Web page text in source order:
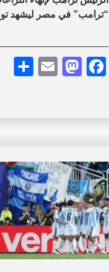
“ترامب” في مصر ليشهد
Facebook